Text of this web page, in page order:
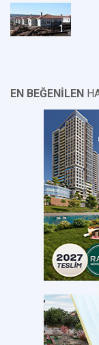
1
EN BEĞENİLEN